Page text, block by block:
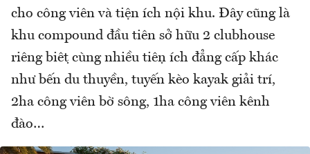
cho công viên và tiện ích nội khu. Đây cũng là
khu compound đầu tiên sở hữu 2 clubhouse
riêng biệt cùng nhiều tiện ích đẳng cấp khác
như bến du thuyền, tuyến kèo kayak giải trí,
2ha công viên bờ sông, 1ha công viên kênh
đào…